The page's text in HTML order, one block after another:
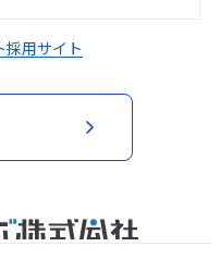
採用サイト